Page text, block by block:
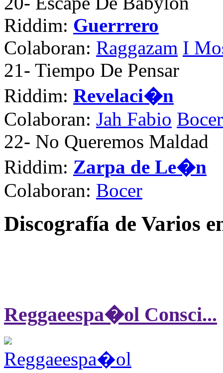
Riddim: Guerrrero
Colaboran: Raggazam I
21- Tiempo De Pensar
Riddim: Revelaci�n
Colaboran: Jah Fabio Bocer
22- No Queremos Maldad
Riddim: Zarpa de Le�n
Colaboran: Bocer
Discografía de Varios
Reggaeespa�ol Consci...